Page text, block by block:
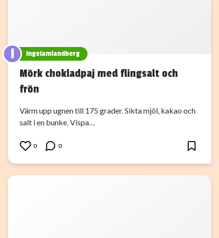
I ingelamlandberg
Mörk chokladpaj med flingsalt och
frön
Värm upp ugnen till 175 grader. Sikta mjöl, kakao och
salt i en bunke. Vispa…
0 0